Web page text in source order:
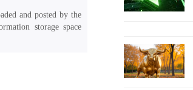
and posted by the
storage space